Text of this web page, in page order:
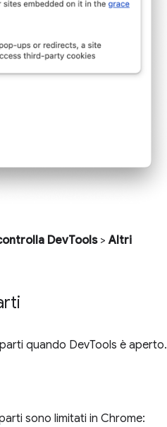
DevTools>Altri
quando DevTools è aperto.
sono limitati in Chrome: